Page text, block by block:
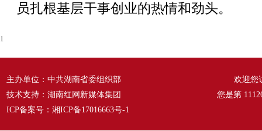
员扎根基层干事创业的热情和劲头。
1
主办单位：中共湖南省委组织部
技术支持：湖南红网新媒体集团
ICP备案号： 湘ICP备17016663号-1
欢迎您
您是第